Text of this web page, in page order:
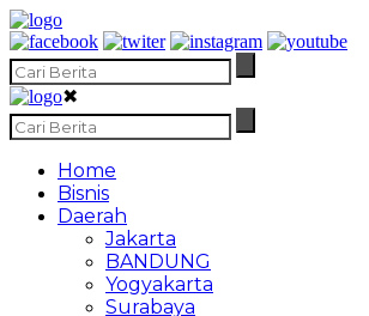
✖
Home
Bisnis
Daerah
Jakarta
BANDUNG
Yogyakarta
Surabaya